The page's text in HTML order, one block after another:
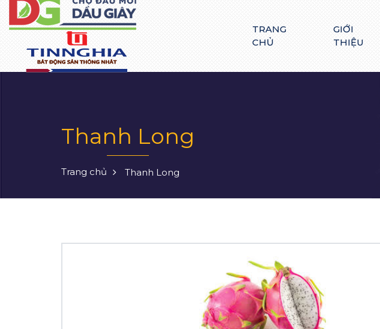
TRANG
CHỦ
GIỚI
THIỆU
Thanh Long
Trang chủ Thanh Long